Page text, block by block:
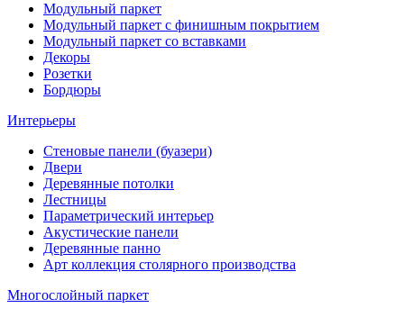
Модульный паркет
Модульный паркет с финишным покрытием
Модульный паркет со вставками
Декоры
Розетки
Бордюры
Интерьеры
Стеновые панели (буазери)
Двери
Деревянные потолки
Лестницы
Параметрический интерьер
Акустические панели
Деревянные панно
Арт коллекция столярного производства
Многослойный паркет